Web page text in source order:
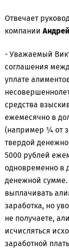
Отвечает
компании
- Уважаемый
соглашения
уплате
средства
ежемесячно в
(например ¼ от
твердой
5000 рублей
одновременно в
денежной
выплачивать
заработка, но
не получаете,
исчисляться
заработной